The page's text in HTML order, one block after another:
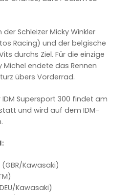
Schleizer Micky Winkler
Racing) und der belgische
durchs Ziel. Für die einzige
Michel endete das Rennen
übers Vorderrad.
IDM Supersport 300 findet am
und wird auf dem IDM-
Kawasaki)
Kawasaki)